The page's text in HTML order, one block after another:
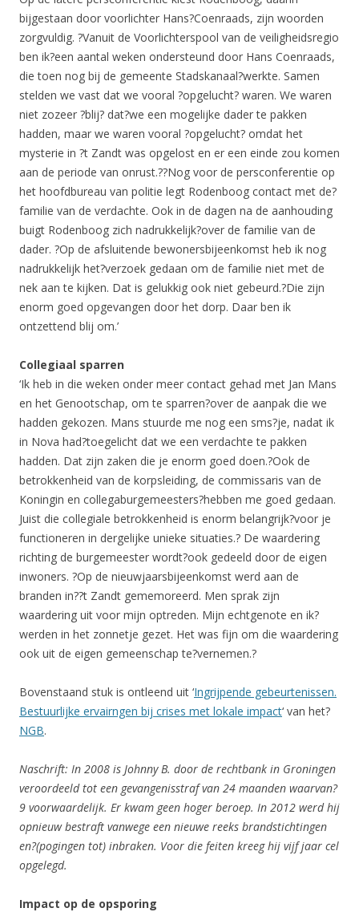
bijgestaan door voorlichter Hans?Coenraads, zijn woorden
zorgvuldig. ?Vanuit de Voorlichterspool van de veiligheidsregio
ben ik?een aantal weken ondersteund door Hans Coenraads,
die toen nog bij de gemeente Stadskanaal?werkte. Samen
stelden we vast dat we vooral ?opgelucht? waren. We waren
niet zozeer ?blij? dat?we een mogelijke dader te pakken
hadden, maar we waren vooral ?opgelucht? omdat het
mysterie in ?t Zandt was opgelost en er een einde zou komen
aan de periode van onrust.??Nog voor de persconferentie op
het hoofdbureau van politie legt Rodenboog contact met de?
familie van de verdachte. Ook in de dagen na de aanhouding
buigt Rodenboog zich nadrukkelijk?over de familie van de
dader. ?Op de afsluitende bewonersbijeenkomst heb ik nog
nadrukkelijk het?verzoek gedaan om de familie niet met de
nek aan te kijken. Dat is gelukkig ook niet gebeurd.?Die zijn
enorm goed opgevangen door het dorp. Daar ben ik
ontzettend blij om.’
Collegiaal sparren
‘Ik heb in die weken onder meer contact gehad met Jan Mans
en het Genootschap, om te sparren?over de aanpak die we
hadden gekozen. Mans stuurde me nog een sms?je, nadat ik
in Nova had?toegelicht dat we een verdachte te pakken
hadden. Dat zijn zaken die je enorm goed doen.?Ook de
betrokkenheid van de korpsleiding, de commissaris van de
Koningin en collegaburgemeesters?hebben me goed gedaan.
Juist die collegiale betrokkenheid is enorm belangrijk?voor je
functioneren in dergelijke unieke situaties.? De waardering
richting de burgemeester wordt?ook gedeeld door de eigen
inwoners. ?Op de nieuwjaarsbijeenkomst werd aan de
branden in??t Zandt gememoreerd. Men sprak zijn
waardering uit voor mijn optreden. Mijn echtgenote en ik?
werden in het zonnetje gezet. Het was fijn om die waardering
ook uit de eigen gemeenschap te?vernemen.?
Bovenstaand stuk is ontleend uit ‘Ingrijpende gebeurtenissen.
Bestuurlijke ervairngen bij crises met lokale impact‘ van het?
NGB.
Naschrift: In 2008 is Johnny B. door de rechtbank in Groningen
veroordeeld tot een gevangenisstraf van 24 maanden waarvan?
9 voorwaardelijk. Er kwam geen hoger beroep. In 2012 werd hij
opnieuw bestraft vanwege een nieuwe reeks brandstichtingen
en?(pogingen tot) inbraken. Voor die feiten kreeg hij vijf jaar cel
opgelegd.
Impact op de opsporing